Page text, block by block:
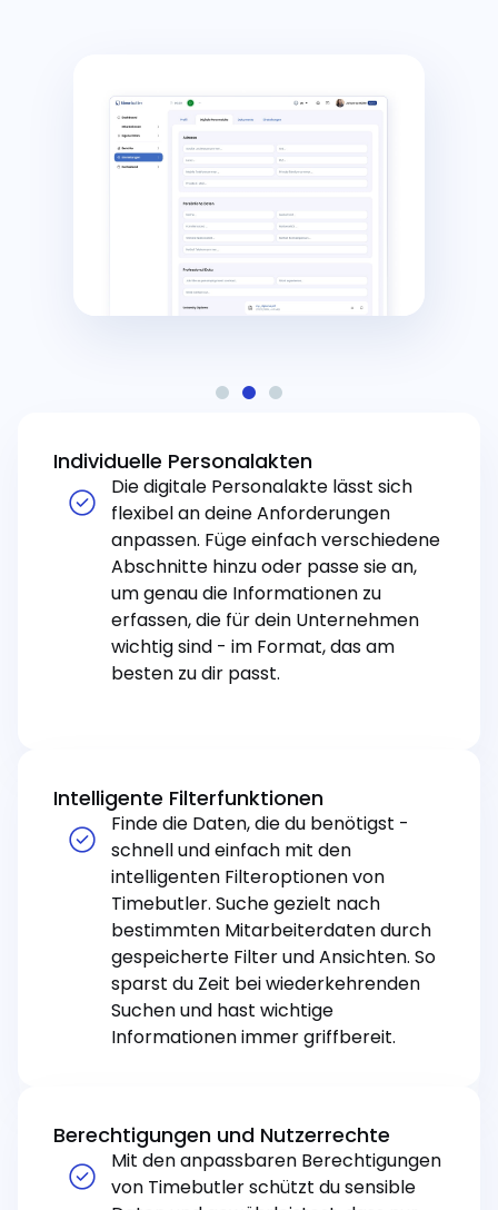
Individuelle Personalakten
Die digitale Personalakte lässt sich
flexibel an deine Anforderungen
anpassen. Füge einfach verschiedene
Abschnitte hinzu oder passe sie an,
um genau die Informationen zu
erfassen, die für dein Unternehmen
wichtig sind - im Format, das am
besten zu dir passt.
Intelligente Filterfunktionen
Finde die Daten, die du benötigst -
schnell und einfach mit den
intelligenten Filteroptionen von
Timebutler. Suche gezielt nach
bestimmten Mitarbeiterdaten durch
gespeicherte Filter und Ansichten. So
sparst du Zeit bei wiederkehrenden
Suchen und hast wichtige
Informationen immer griffbereit.
Berechtigungen und Nutzerrechte
Mit den anpassbaren Berechtigungen
von Timebutler schützt du sensible